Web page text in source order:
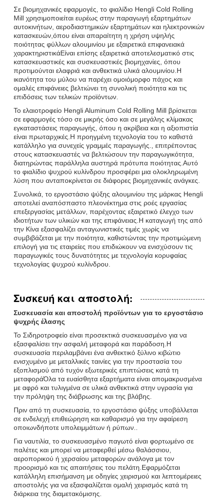
Σε βιομηχανικές εφαρμογές, το φιαλίδιο Hengli Cold Rolling
Mill χρησιμοποιείται ευρέως στην παραγωγή εξαρτημάτων
αυτοκινήτων, αεροδιαστημικών εξαρτημάτων και ηλεκτρονικών
κατασκευών,όπου είναι απαραίτητη η χρήση υψηλής
ποιότητας φύλλων αλουμινίου με εξαιρετικά επιφανειακά
χαρακτηριστικάΕίναι επίσης εξαιρετικά αποτελεσματικό στις
κατασκευαστικές και συσκευαστικές βιομηχανίες, όπου
προτιμούνται ελαφριά και ανθεκτικά υλικά αλουμινίου.Η
ικανότητα του μύλου να παρέχει ομοιόμορφο πάχος και
ομαλές επιφάνειες βελτιώνει τη συνολική ποιότητα και τις
επιδόσεις των τελικών προϊόντων.
Το ελαιοτροφείο Hengli Aluminum Cold Rolling Mill βρίσκεται
σε εφαρμογές τόσο σε μικρής όσο και σε μεγάλης κλίμακας
εγκαταστάσεις παραγωγής, όπου η ακρίβεια και η αξιοπιστία
είναι πρωταρχικές.Η προηγμένη τεχνολογία του το καθιστά
κατάλληλο για συνεχείς γραμμές παραγωγής., επιτρέποντας
στους κατασκευαστές να βελτιώσουν την παραγωγικότητα,
διατηρώντας παράλληλα αυστηρά πρότυπα ποιότητας.Αυτό
το φιαλίδιο ψυχρού κυλίνδρου προσφέρει μια ολοκληρωμένη
λύση που ανταποκρίνεται σε διάφορες βιομηχανικές ανάγκες.
Συνολικά, το εργοστάσιο ψύξης αλουμινίου της μάρκας Hengli
αποτελεί αναπόσπαστο πλεονέκτημα στις ροές εργασίας
επεξεργασίας μετάλλων, παρέχοντας εξαιρετικό έλεγχο των
ιδιοτήτων των υλικών και της επιφάνειας.Η καταγωγή της από
την Κίνα εξασφαλίζει ανταγωνιστικές τιμές χωρίς να
συμβιβάζεται με την ποιότητα, καθιστώντας την προτιμώμενη
επιλογή για τις εταιρείες που επιδιώκουν να ενισχύσουν τις
παραγωγικές τους δυνατότητες με τεχνολογία κορυφαίας
τεχνολογίας ψυχρού κυλίνδρου.
Συσκευή και αποστολή:
Συσκευασία και αποστολή προϊόντων για το εργοστάσιο
ψυχρής έλασης
Το Σιδηροτροφείο είναι προσεκτικά συσκευασμένο για να
εξασφαλίσει την ασφαλή μεταφορά και παράδοση.Η
συσκευασία περιλαμβάνει ένα ανθεκτικό ξύλινο κιβώτιο
ενισχυμένο με μεταλλικές ταινίες για την προστασία του
εξοπλισμού από τυχόν εξωτερικές επιπτώσεις κατά τη
μεταφοράΌλα τα ευαίσθητα εξαρτήματα είναι απομακρυσμένα
με αφρό και τυλιγμένα σε υλικά ανθεκτικά στην υγρασία για
την πρόληψη της διάβρωσης και της βλάβης.
Πριν από τη συσκευασία, το εργοστάσιο ψύξης υποβάλλεται
σε ενδελεχή επιθεώρηση και καθαρισμό για την αφαίρεση
οποιωνδήποτε υπολειμμάτων ή ρύπων..
Για ναυτιλία, το συσκευασμένο παγωτό είναι φορτωμένο σε
παλέτες και μπορεί να μεταφερθεί μέσω θαλάσσιου,
αεροπορικού ή χερσαίου μεταφορών ανάλογα με τον
προορισμό και τις απαιτήσεις του πελάτη.Εφαρμόζεται
κατάλληλη επισήμανση με οδηγίες χειρισμού και λεπτομέρειες
αποστολής για να εξασφαλίζεται ομαλή χειρισμός κατά τη
διάρκεια της διαμετακόμισης.